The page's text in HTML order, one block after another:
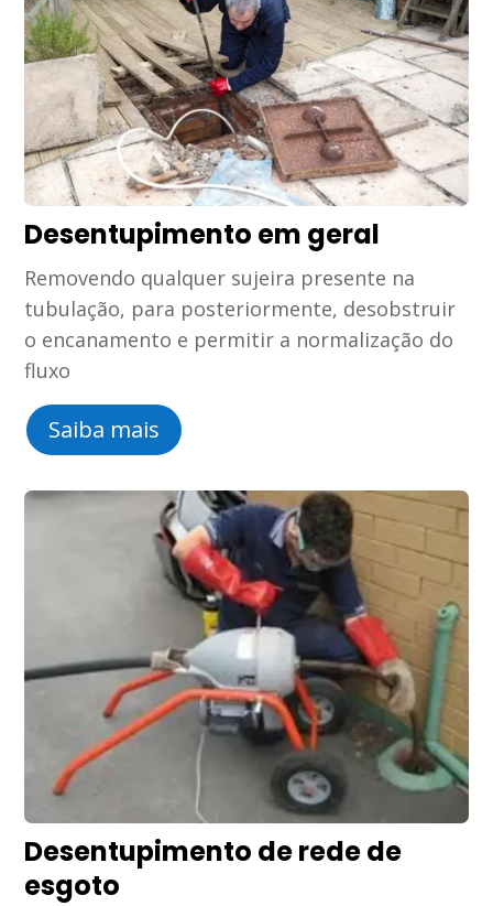
Desentupimento em geral
Removendo qualquer sujeira presente na
tubulação, para posteriormente, desobstruir
o encanamento e permitir a normalização do
fluxo
Saiba mais
Desentupimento de rede de
esgoto